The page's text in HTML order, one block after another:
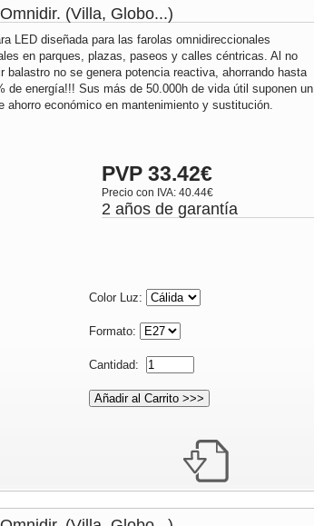
(Villa, Globo...)
LED diseñada para las farolas omnidireccionales
en parques, plazas, paseos y calles céntricas. Al no
balastro no se genera potencia reactiva, ahorrando hasta
de energía!!! Sus más de 50.000h de vida útil suponen un
ahorro económico en mantenimiento y sustitución.
PVP 33.42€
Precio con IVA: 40.44€
2 años de garantía
Color Luz:
Formato:
Cantidad: